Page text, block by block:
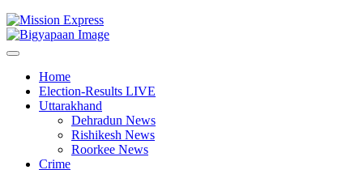
Home
Election-Results LIVE
Uttarakhand
Dehradun News
Rishikesh News
Roorkee News
Crime